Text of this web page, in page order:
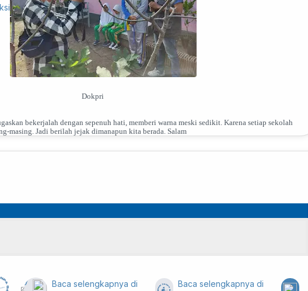
Dokpri
bekerjalah dengan sepenuh hati, memberi warna meski sedikit. Karena setiap sekolah
masing. Jadi berilah jejak dimanapun kita berada. Salam